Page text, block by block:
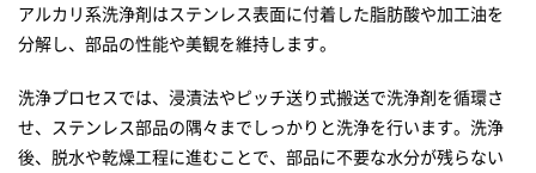
アルカリ系洗浄剤はステンレス表面に付着した脂肪酸や加工油を
分解し、部品の性能や美観を維持します。
洗浄プロセスでは、浸漬法やピッチ送り式搬送で洗浄剤を循環さ
せ、ステンレス部品の隅々までしっかりと洗浄を行います。洗浄
後、脱水や乾燥工程に進むことで、部品に不要な水分が残らない